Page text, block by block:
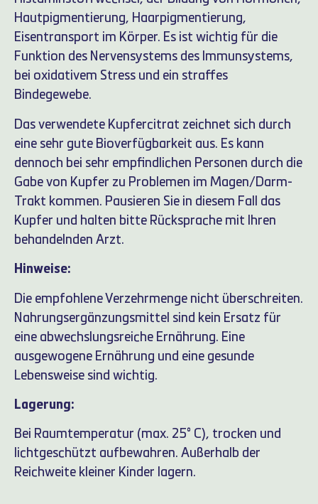
Hautpigmentierung, Haarpigmentierung,
Eisentransport im Körper. Es ist wichtig für die
Funktion des Nervensystems des Immunsystems,
bei oxidativem Stress und ein straffes
Bindegewebe.
Das verwendete Kupfercitrat zeichnet sich durch
eine sehr gute Bioverfügbarkeit aus. Es kann
dennoch bei sehr empfindlichen Personen durch die
Gabe von Kupfer zu Problemen im Magen/Darm-
Trakt kommen. Pausieren Sie in diesem Fall das
Kupfer und halten bitte Rücksprache mit Ihren
behandelnden Arzt.
Hinweise:
Die empfohlene Verzehrmenge nicht überschreiten.
Nahrungsergänzungsmittel sind kein Ersatz für
eine abwechslungsreiche Ernährung. Eine
ausgewogene Ernährung und eine gesunde
Lebensweise sind wichtig.
Lagerung:
Bei Raumtemperatur (max. 25° C), trocken und
lichtgeschützt aufbewahren. Außerhalb der
Reichweite kleiner Kinder lagern.